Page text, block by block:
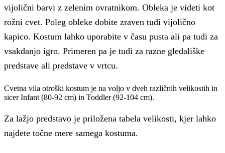
vijolični barvi z zelenim ovratnikom. Obleka je videti kot
rožni cvet. Poleg obleke dobite zraven tudi vijolično
kapico. Kostum lahko uporabite v času pusta ali pa tudi za
vsakdanjo igro. Primeren pa je tudi za razne gledališke
predstave ali predstave v vrtcu.
Cvetna vila otroški kostum je na voljo v dveh različnih velikostih in
sicer Infant (80-92 cm) in Toddler (92-104 cm).
Za lažjo predstavo je priložena tabela velikosti, kjer lahko
najdete točne mere samega kostuma.